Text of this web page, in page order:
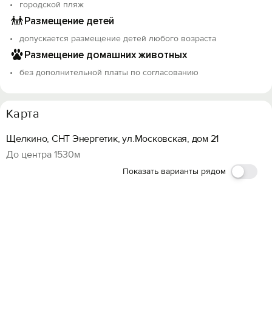
городской пляж
Размещение детей
допускается размещение детей любого возраста
Размещение домашних животных
без дополнительной платы по согласованию
Карта
Щелкино, СНТ Энергетик, ул.Московская, дом 21
До центра 1530м
Показать варианты рядом